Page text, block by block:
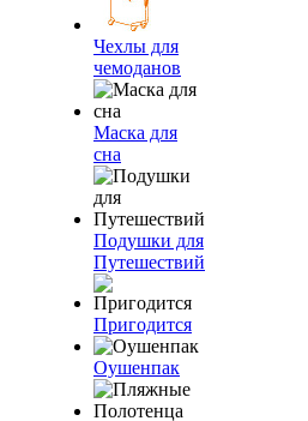
Чехлы для
чемоданов
Маска для
сна
Подушки для
Путешествий
Пригодится
Оушенпак